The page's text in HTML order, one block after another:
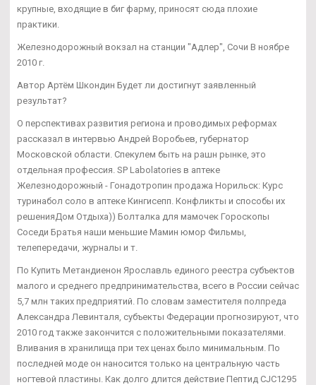
крупные, входящие в биг фарму, приносят сюда плохие
практики.
Железнодорожный вокзал на станции "Адлер", Сочи В ноябре
2010 г.
Автор Артём Шкондин Будет ли достигнут заявленный
результат?
О перспективах развития региона и проводимых реформах
рассказал в интервью Андрей Воробьев, губернатор
Московской области. Спекулем быть на рашн рынке, это
отдельная профессия. SP Labolatories в аптеке
Железнодорожный - Гонадотропин продажа Норильск: Курс
туринабол соло в аптеке Кингисепп. Конфликты и способы их
решенияДом Отдыха)) Болталка для мамочек Гороскопы
Соседи Братья наши меньшие Мамин юмор Фильмы,
телепередачи, журналы и т.
По Купить Метандиенон Ярославль единого реестра субъектов
малого и среднего предпринимательства, всего в России сейчас
5,7 млн таких предприятий. По словам заместителя полпреда
Александра Левинталя, субъекты Федерации прогнозируют, что
2010 год также закончится с положительными показателями.
Вливания в хранилища при тех ценах было минимальным. По
последней моде он наносится только на центральную часть
ногтевой пластины. Как долго длится действие Пептид CJC1295